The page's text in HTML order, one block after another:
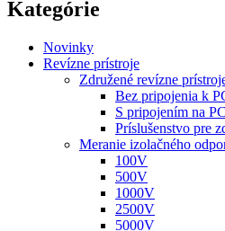
Kategórie
Novinky
Revízne prístroje
Združené revízne
Bez pripojenia k
S pripojením na PC
Príslušenstvo pre
Meranie izolačného
100V
500V
1000V
2500V
5000V